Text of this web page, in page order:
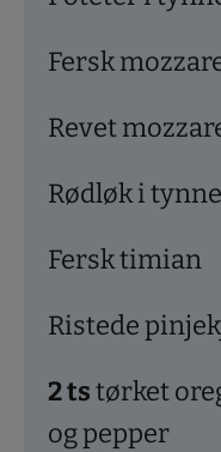
Fersk
Revet
Rødløk i
Fersk timian
Ristede
2tstørket
og pepper